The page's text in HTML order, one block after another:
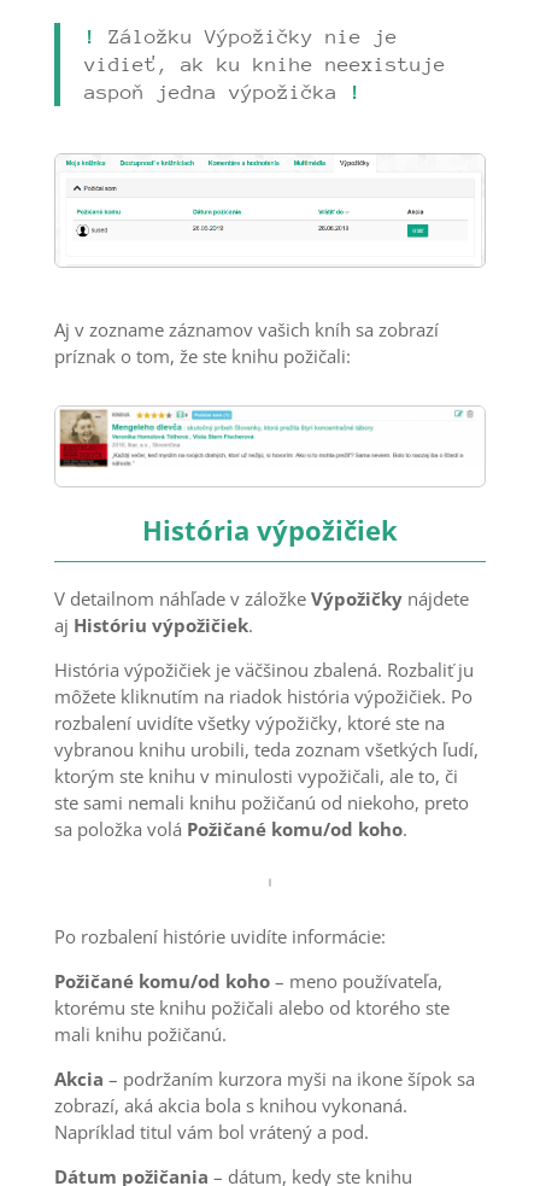
!
Záložku Výpožičky nie je
vidieť, ak ku knihe neexistuje
aspoň jedna výpožička
!
Aj v zozname záznamov vašich kníh sa zobrazí
príznak o tom, že ste knihu požičali:
História výpožičiek
V detailnom náhľade v záložke Výpožičky nájdete
aj Históriu výpožičiek.
História výpožičiek je väčšinou zbalená. Rozbaliť ju
môžete kliknutím na riadok história výpožičiek. Po
rozbalení uvidíte všetky výpožičky, ktoré ste na
vybranou knihu urobili, teda zoznam všetkých ľudí,
ktorým ste knihu v minulosti vypožičali, ale to, či
ste sami nemali knihu požičanú od niekoho, preto
sa položka volá Požičané komu/od koho.
Po rozbalení histórie uvidíte informácie:
Požičané komu/od koho– meno používateľa,
ktorému ste knihu požičali alebo od ktorého ste
mali knihu požičanú.
Akcia – podržaním kurzora myši na ikone šípok sa
zobrazí, aká akcia bola s knihou vykonaná.
Napríklad titul vám bol vrátený a pod.
Dátum požičania – dátum, kedy ste knihu